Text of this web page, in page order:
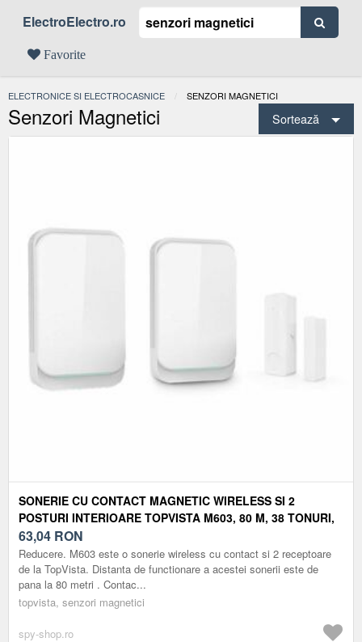
ElectroElectro.ro
Favorite
ELECTRONICE SI ELECTROCASNICE ACTUAL:
SENZORI MAGNETICI
Senzori Magnetici Sortează
SONERIE CU CONTACT MAGNETIC WIRELESS SI 2
POSTURI INTERIOARE TOPVISTA M603, 80 M, 38 TONURI,
INSTALARE USOARA
63,04 RON
Reducere. M603 este o sonerie wireless cu contact si 2 receptoare
de la TopVista. Distanta de functionare a acestei sonerii este de
pana la 80 metri . Contac...
topvista, senzori magnetici
spy-shop.ro